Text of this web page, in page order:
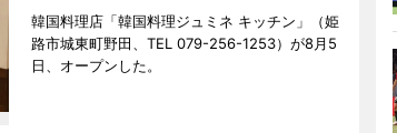
韓国料理店「韓国料理ジュミネ キッチン」（姫
路市城東町野田、TEL 079-256-1253）が8月5
日、オープンした。